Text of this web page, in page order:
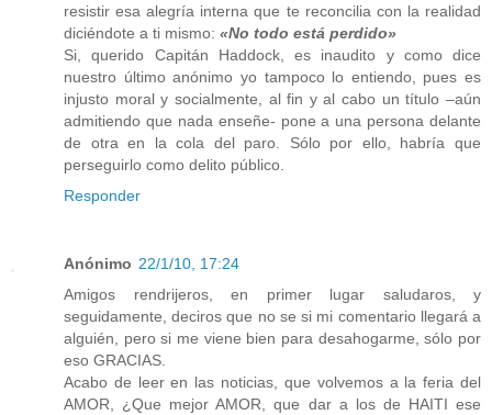
resistir esa alegría interna que te reconcilia con la realidad
diciéndote a ti mismo: «No todo está perdido»
Si, querido Capitán Haddock, es inaudito y como dice
nuestro último anónimo yo tampoco lo entiendo, pues es
injusto moral y socialmente, al fin y al cabo un título –aún
admitiendo que nada enseñe- pone a una persona delante
de otra en la cola del paro. Sólo por ello, habría que
perseguirlo como delito público.
Responder
Anónimo 22/1/10, 17:24
Amigos rendrijeros, en primer lugar saludaros, y
seguidamente, deciros que no se si mi comentario llegará a
alguién, pero si me viene bien para desahogarme, sólo por
eso GRACIAS.
Acabo de leer en las noticias, que volvemos a la feria del
AMOR, ¿Que mejor AMOR, que dar a los de HAITI ese